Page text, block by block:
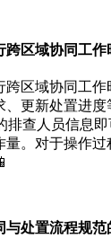
区域协同工
区域协同工
、更新处置进
排查人员信息
。对于操作
处置流程规范